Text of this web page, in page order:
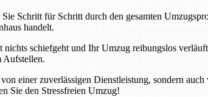
Schritt für Schritt durch den gesamten
handelt.
schiefgeht und Ihr Umzug reibungslos
Aufstellen.
einer zuverlässigen Dienstleistung, sondern
Sie den Stressfreien Umzug!